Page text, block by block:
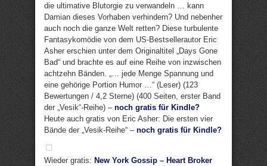
die ultimative Blutorgie zu verwandeln … kann
Damian dieses Vorhaben verhindern? Und nebenher
auch noch die ganze Welt retten? Diese turbulente
Fantasykomödie von dem US-Bestsellerautor Eric
Asher erschien unter dem Originaltitel „Days Gone
Bad“ und brachte es auf eine Reihe von inzwischen
achtzehn Bänden. „… jede Menge Spannung und
eine gehörige Portion Humor …“ (Leser) (123
Bewertungen / 4,2 Sterne) (400 Seiten, erster Band
der „Vesik“-Reihe) – noch gratis für Kindle?
Heute auch gratis von Eric Asher: Die ersten vier
Bände der „Vesik-Reihe“ – noch gratis für Kindle?
Wieder gratis: New York Gossip – Heart Broker